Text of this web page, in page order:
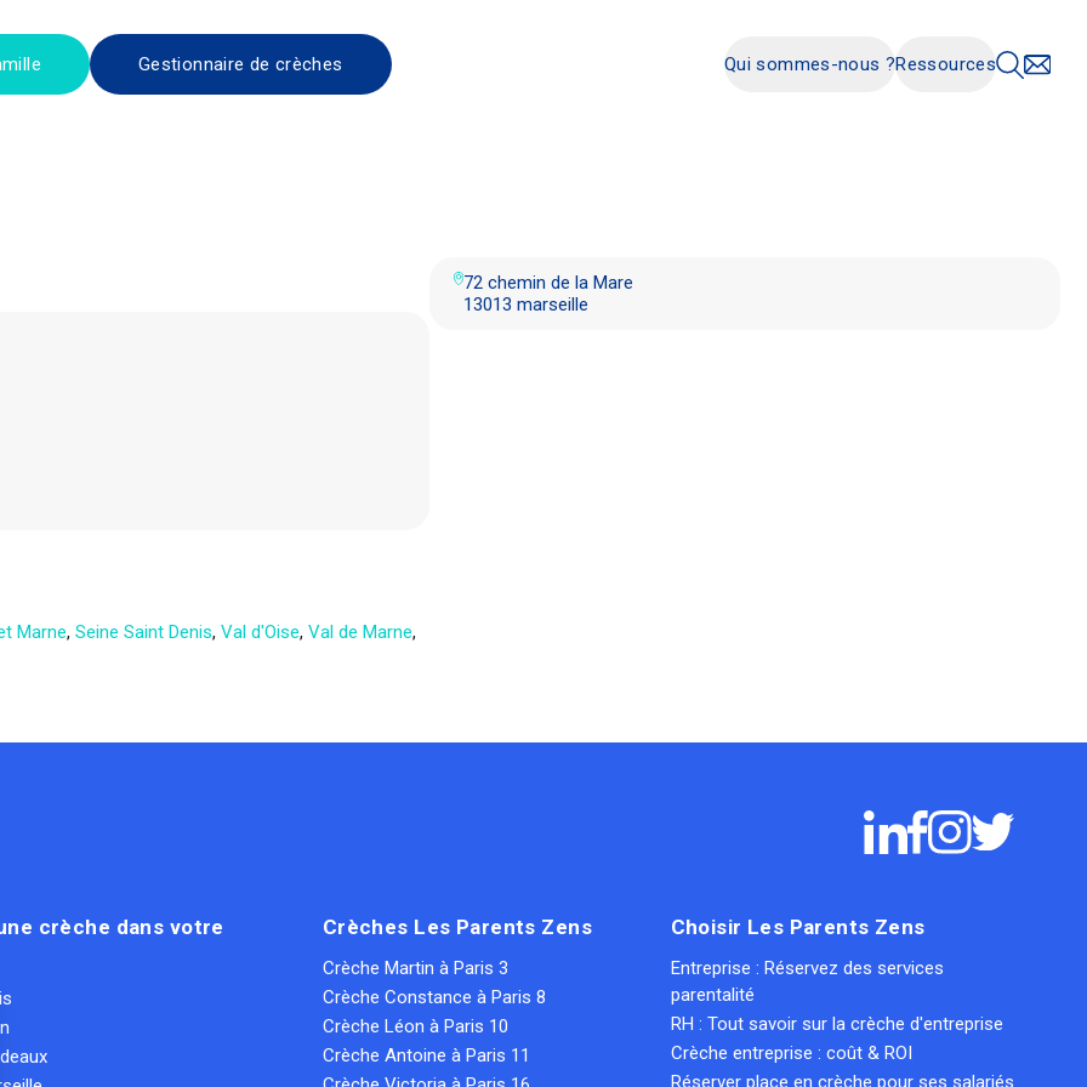
Gestionnaire de crèches Qui sommes-nous ?Ressources
72 chemin de la Mare
13013 marseille
Marne, Seine Saint Denis, Val d'Oise, Val de Marne,
crèche dans votre
Crèches Les Parents Zens
Crèche Martin à Paris 3
Crèche Constance à Paris 8
Crèche Léon à Paris 10
Crèche Antoine à Paris 11
Choisir Les Parents Zens
Entreprise : Réservez des services
parentalité
RH : Tout savoir sur la crèche d'entreprise
Crèche entreprise : coût & ROI
Réserver place en crèche pour ses salariés